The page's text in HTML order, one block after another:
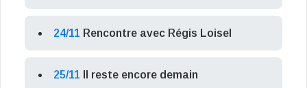
24/11 Rencontre avec Régis Loisel
25/11 Il reste encore demain